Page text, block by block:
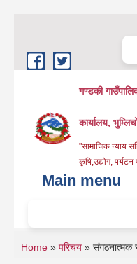
गण्डकी
कार्यालय,
"सामाजिक न्याय
कृषि,उद्योग,
Main menu
You are
Home » परिचय » संगठनात्मक